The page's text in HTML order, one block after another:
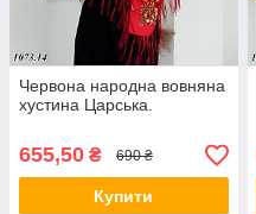
Червона народна вовняна
хустина Царська.
655,50 ₴ 690 ₴
Купити